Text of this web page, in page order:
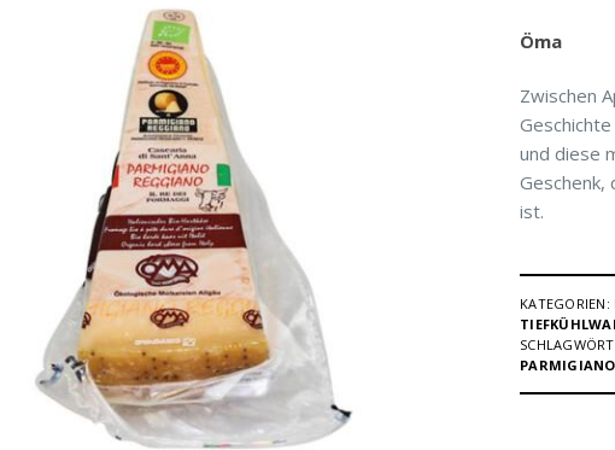
Öma
Zwischen
und diese
Geschenk,
ist.
KATEGORIEN:
PARMIGIANO